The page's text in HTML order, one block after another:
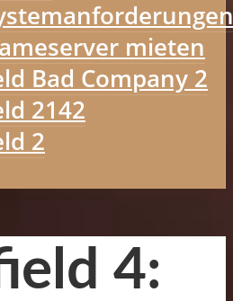
mieten
Bad Company 2
2142
2
4: